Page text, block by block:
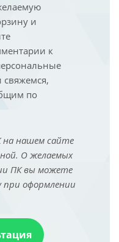
и
к
по
на нашем сайте
О желаемых
ПК вы можете
оформлении